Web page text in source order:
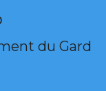
du Gard